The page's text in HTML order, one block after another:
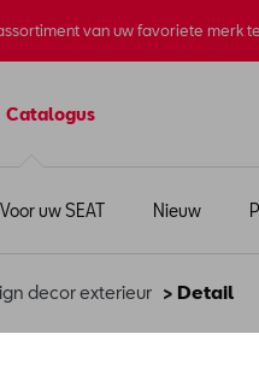
van uw favoriete
Catalogus
Voor uw SEAT Nieuw
decor exterieur > Detail